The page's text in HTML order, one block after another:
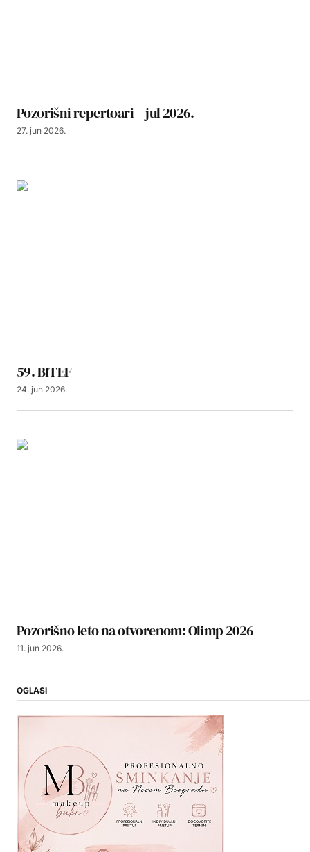
Pozorišni repertoari – jul 2026.
27. jun 2026.
59. BITEF
24. jun 2026.
Pozorišno leto na otvorenom: Olimp 2026
11. jun 2026.
OGLASI